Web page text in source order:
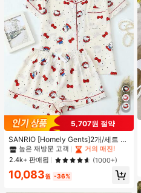
5,707원 절약
SANRIO [Homely Gents]2개/세트 여
성 프린트 라펠 반팔 버튼 포켓 상의
및 보우 반바지 잠옷 세트, 캐주얼 홈
웨어, 봄/여름에 적합
#1 TOP 3위
프라이드 월 여성 파자마 세트
높은 재방문 고객
거의 매진!
#1 TOP 3위
프라이드 월 여성 파자마 세트
높은 재방문 고객
거의 매진!
#1 TOP 3위
프라이드 월 여성 파자마 세트
높은 재방문 고객
거의 매진!
#1 TOP 3위
프라이드 월 여성 파자마 세트
높은 재방문 고객
2.4k+ 판매됨 (1000+)
10,083원 -36%